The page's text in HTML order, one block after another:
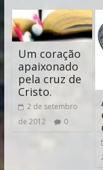
Um coração
apaixonado
pela cruz de
Cristo.
2 de setembro
de 2012
0